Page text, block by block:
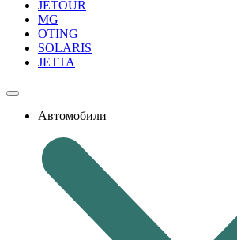
JETOUR
MG
OTING
SOLARIS
JETTA
Автомобили